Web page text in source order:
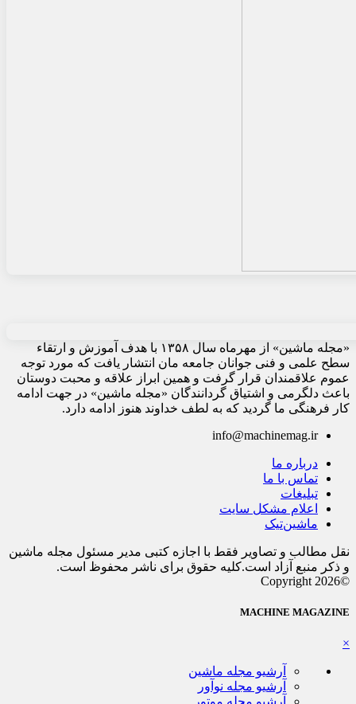
«مجله ماشین» از مهرماه سال ۱۳۵۸ با هدف آموزش و ارتقاء
سطح علمی و فنی جوانان جامعه مان انتشار یافت که مورد توجه
عموم علاقمندان قرار گرفت و همین ابراز علاقه و محبت دوستان
باعث دلگرمی و اشتیاق گردانندگان «مجله ماشین» در جهت ادامه
کار فرهنگی ما گردید که به لطف خداوند هنوز ادامه دارد.
info@machinemag.ir
درباره ما
تماس با ما
تبلیغات
اعلام مشکل سایت
ماشین‌تیک
نقل مطالب و تصاویر فقط با اجازه کتبی مدیر مسئول مجله ماشین
و ذکر منبع آزاد است.کلیه حقوق برای ناشر محفوظ است.
©Copyright 2026
MACHINE MAGAZINE
×
آرشیو مجله ماشین
آرشیو مجله نوآور